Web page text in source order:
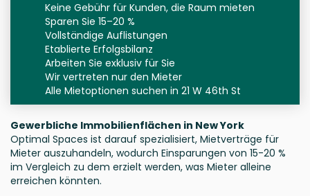
Keine Gebühr für Kunden, die Raum mieten
Sparen Sie 15–20 %
Vollständige Auflistungen
Etablierte Erfolgsbilanz
Arbeiten Sie exklusiv für Sie
Wir vertreten nur den Mieter
Alle Mietoptionen suchen in 21 W 46th St
Gewerbliche Immobilienflächen in New York
Optimal Spaces ist darauf spezialisiert, Mietverträge für
Mieter auszuhandeln, wodurch Einsparungen von 15-20 %
im Vergleich zu dem erzielt werden, was Mieter alleine
erreichen könnten.